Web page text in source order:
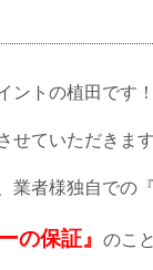
ントの植田です！
せていただきます
者様独自での
の保証』 のこ